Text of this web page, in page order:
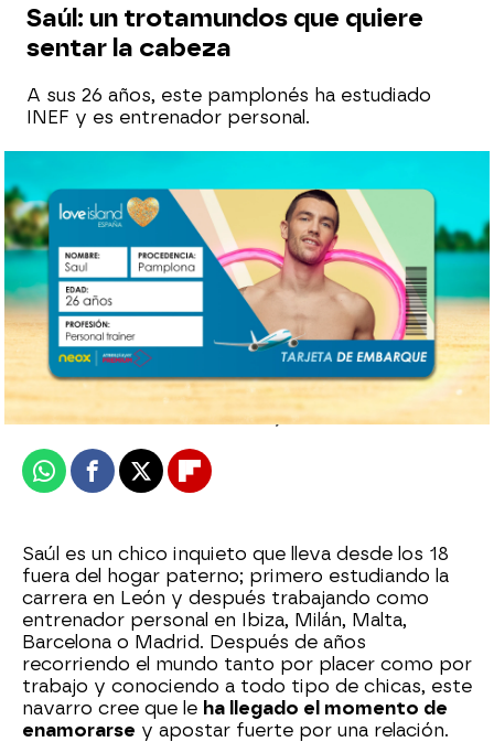
Saúl: un trotamundos que quiere
sentar la cabeza
A sus 26 años, este pamplonés ha estudiado
INEF y es entrenador personal.
neox
Madrid
Publicado:07 de abril de 2021, 12:15
WhatsappFacebook
X Flipboard
Saúl es un chico inquieto que lleva desde los 18
fuera del hogar paterno; primero estudiando la
carrera en León y después trabajando como
entrenador personal en Ibiza, Milán, Malta,
Barcelona o Madrid. Después de años
recorriendo el mundo tanto por placer como por
trabajo y conociendo a todo tipo de chicas, este
navarro cree que le ha llegado el momento de
enamorarse y apostar fuerte por una relación.